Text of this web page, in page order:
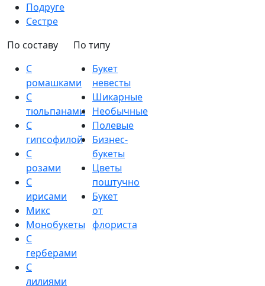
Подруге
Сестре
По составу
С
ромашками
С
тюльпанами
С
гипсофилой
С
розами
С
ирисами
Микс
Монобукеты
С
герберами
С
лилиями
По типу
Букет
невесты
Шикарные
Необычные
Полевые
Бизнес-
букеты
Цветы
поштучно
Букет
от
флориста